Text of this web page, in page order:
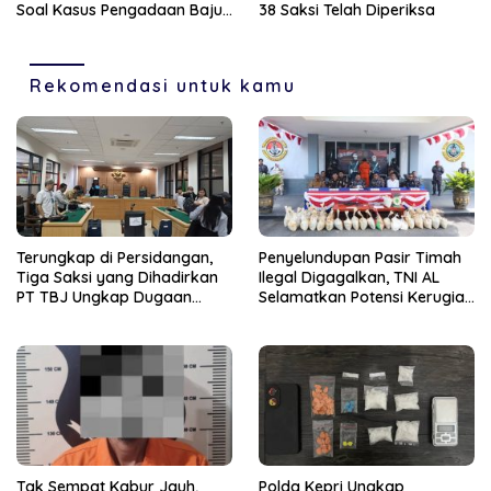
Soal Kasus Pengadaan Baju
38 Saksi Telah Diperiksa
Rekomendasi untuk kamu
Terungkap di Persidangan,
Tiga Saksi yang Dihadirkan
PT TBJ Ungkap Dugaan
di Lingga
Penyelundupan Pasir Timah
Ilegal Digagalkan, TNI AL
Selamatkan Potensi Kerugian
Tak Sempat Kabur Jauh, Polda Kepri Ungkap